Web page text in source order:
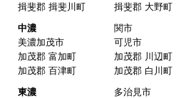
揖斐郡 揖斐川町
揖斐郡 大野町
中濃
関市
美濃加茂市
可児市
加茂郡 富加町
加茂郡 川辺町
加茂郡 百津町
加茂郡 白川町
東濃
多治見市